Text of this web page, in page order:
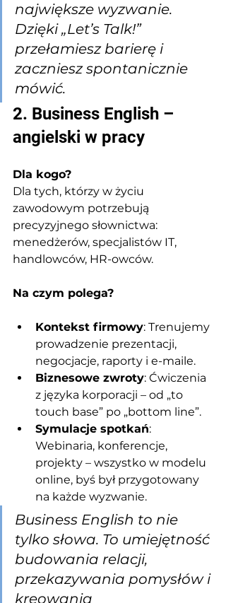
największe wyzwanie.
Dzięki „Let’s Talk!”
przełamiesz barierę i
zaczniesz spontanicznie
mówić.
2. Business English –
angielski w pracy
Dla kogo?
Dla tych, którzy w życiu
zawodowym potrzebują
precyzyjnego słownictwa:
menedżerów, specjalistów IT,
handlowców, HR-owców.
Na czym polega?
Kontekst firmowy: Trenujemy
prowadzenie prezentacji,
negocjacje, raporty i e-maile.
Biznesowe zwroty: Ćwiczenia
z języka korporacji – od „to
touch base” po „bottom line”.
Symulacje spotkań:
Webinaria, konferencje,
projekty – wszystko w modelu
online, byś był przygotowany
na każde wyzwanie.
Business English to nie
tylko słowa. To umiejętność
budowania relacji,
przekazywania pomysłów i
kreowania